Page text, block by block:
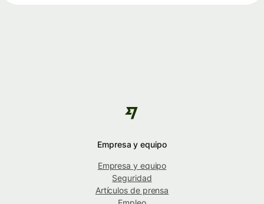
Empresa y equipo
Empresa y equipo
Seguridad
Artículos de prensa